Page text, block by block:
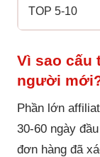
TOP 5-10
Vì sao cấu
người
Phần lớn
30-60 ngày
đơn hàng đã